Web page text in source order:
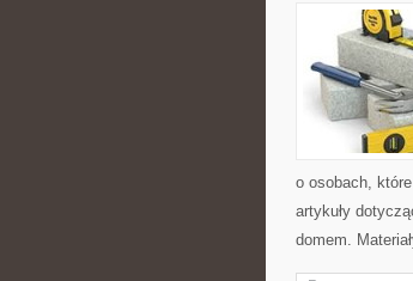
o osobach,
artykuły
domem.